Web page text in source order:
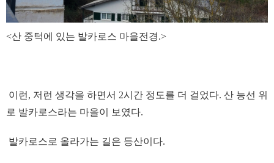
<산 중턱에 있는 발카로스 마을전경.>
이런, 저런 생각을 하면서 2시간 정도를 더 걸었다. 산 능선 위
로 발카로스라는 마을이 보였다.
발카로스로 올라가는 길은 등산이다.